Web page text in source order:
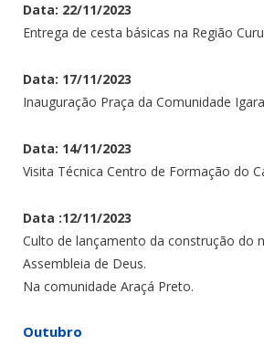
Data: 22/11/2023
Entrega de cesta básicas na Região
Data: 17/11/2023
Inauguração Praça da Comunidade
Data: 14/11/2023
Visita Técnica Centro de Formação do
Data :12/11/2023
Culto de lançamento da construção do
Assembleia de Deus.
Na comunidade Araçá Preto.
Outubro